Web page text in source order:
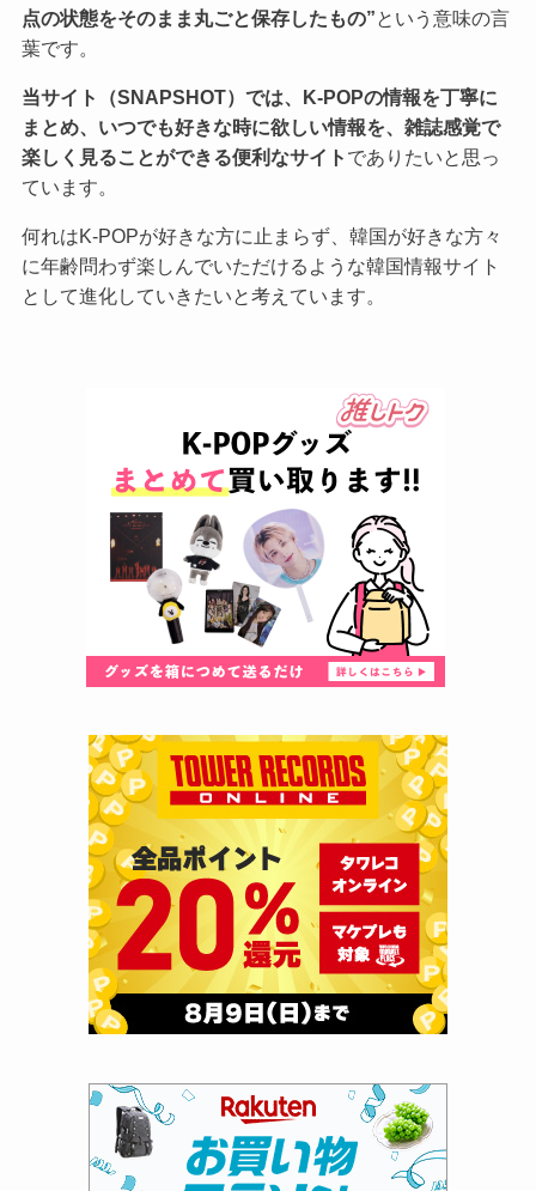
点の状態をそのまま丸ごと保存したもの” という意味の言
葉です。
当サイト（SNAPSHOT）では、K-POPの情報を丁寧に
まとめ、いつでも好きな時に欲しい情報を、雑誌感覚で
楽しく見ることができる便利なサイト でありたいと思っ
ています。
何れはK-POPが好きな方に止まらず、韓国が好きな方々
に年齢問わず楽しんでいただけるような韓国情報サイト
として進化していきたいと考えています。